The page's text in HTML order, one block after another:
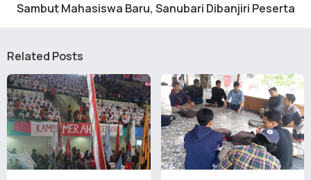
Sambut Mahasiswa Baru, Sanubari Dibanjiri Peserta
Related Posts